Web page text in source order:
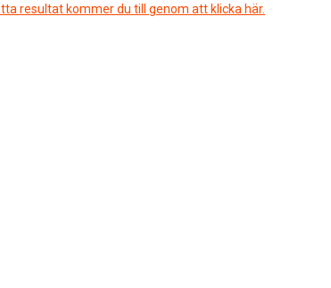
resultat kommer du till genom att klicka här.